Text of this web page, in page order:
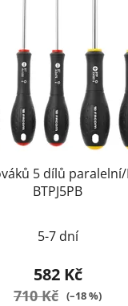
5 dílů paralelní/
BTPJ5PB
5-7 dní
582 Kč
710 Kč (–18 %)